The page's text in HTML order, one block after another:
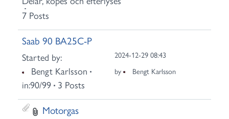
7 Posts
Saab 90 BA25C-P
Started by:
Bengt Karlsson
in:90/99 3 Posts
2024-12-29 08:43
by
Bengt Karlsson
Motorgas